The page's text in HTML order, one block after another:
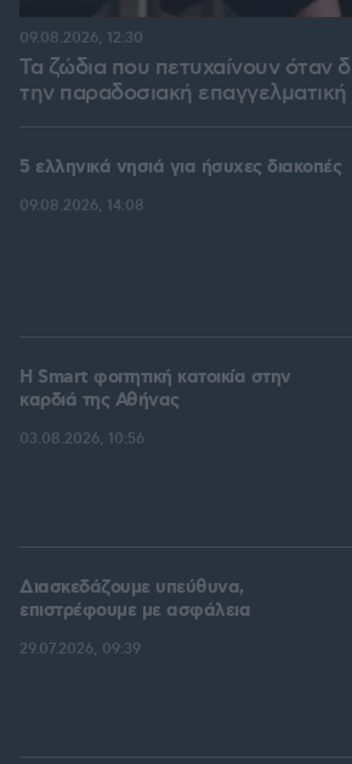
Τα ζώδια που πετυχαίνουν όταν
την παραδοσιακή επαγγελματική
09.08.2026, 12:30
5 ελληνικά νησιά για ήσυχες διακοπές
09.08.2026, 14:08
Η Smart φοιτητική κατοικία στην
καρδιά της Αθήνας
03.08.2026, 10:56
Διασκεδάζουμε υπεύθυνα,
επιστρέφουμε με ασφάλεια
29.07.2026, 09:39